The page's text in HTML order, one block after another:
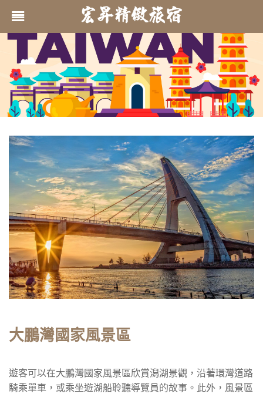
大鵬灣國家風景區
遊客可以在大鵬灣國家風景區欣賞潟湖景觀，沿著環灣道路
騎乘單車，或乘坐遊湖船聆聽導覽員的故事。此外，風景區